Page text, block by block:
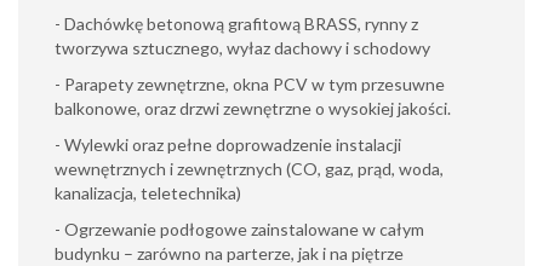
- Dachówkę betonową grafitową BRASS, rynny z
tworzywa sztucznego, wyłaz dachowy i schodowy
- Parapety zewnętrzne, okna PCV w tym przesuwne
balkonowe, oraz drzwi zewnętrzne o wysokiej jakości.
- Wylewki oraz pełne doprowadzenie instalacji
wewnętrznych i zewnętrznych (CO, gaz, prąd, woda,
kanalizacja, teletechnika)
- Ogrzewanie podłogowe zainstalowane w całym
budynku – zarówno na parterze, jak i na piętrze